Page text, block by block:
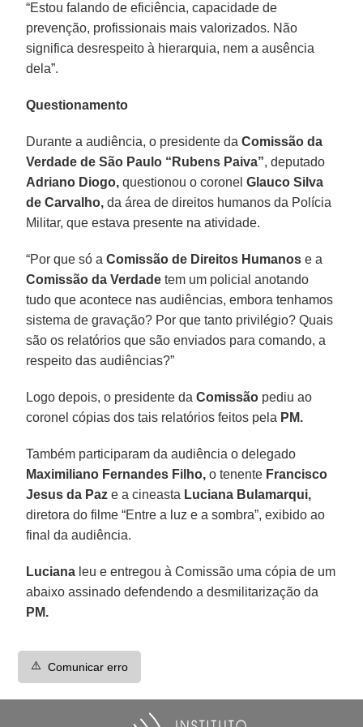
“Estou falando de eficiência, capacidade de
prevenção, profissionais mais valorizados. Não
significa desrespeito à hierarquia, nem a ausência
dela”.
Questionamento
Durante a audiência, o presidente daComissão da
Verdade de São Paulo “Rubens Paiva”, deputado
Adriano Diogo, questionou o coronelGlauco Silva
de Carvalho, da área de direitos humanos da Polícia
Militar, que estava presente na atividade.
“Por que só aComissão de Direitos Humanos e a
Comissão da Verdade tem um policial anotando
tudo que acontece nas audiências, embora tenhamos
sistema de gravação? Por que tanto privilégio? Quais
são os relatórios que são enviados para comando, a
respeito das audiências?”
Logo depois, o presidente daComissão pediu ao
coronel cópias dos tais relatórios feitos pela PM.
Também participaram da audiência o delegado
Maximiliano Fernandes Filho, o tenente Francisco
Jesus da Paz e a cineasta Luciana Bulamarqui,
diretora do filme “Entre a luz e a sombra”, exibido ao
final da audiência.
Luciana leu e entregou à Comissão uma cópia de um
abaixo assinado defendendo a desmilitarização da
PM.
⚠️ Comunicar erro